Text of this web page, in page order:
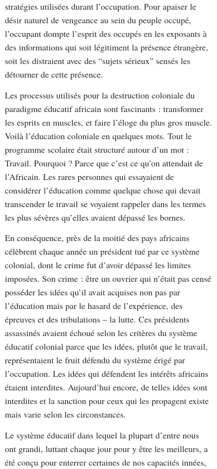
stratégies utilisées durant l’occupation. Pour apaiser le
désir naturel de vengeance au sein du peuple occupé,
l’occupant dompte l’esprit des occupés en les exposants à
des informations qui soit légitiment la présence étrangère,
soit les distraient avec des “sujets sérieux” sensés les
détourner de cette présence.
Les processus utilisés pour la destruction coloniale du
paradigme éducatif africain sont fascinants : transformer
les esprits en muscles, et faire l’éloge du plus gros muscle.
Voilà l’éducation coloniale en quelques mots. Tout le
programme scolaire était structuré autour d’un mot :
Travail. Pourquoi ? Parce que c’est ce qu’on attendait de
l’Africain. Les rares personnes qui essayaient de
considérer l’éducation comme quelque chose qui devait
transcender le travail se voyaient rappeler dans les termes
les plus sévères qu’elles avaient dépassé les bornes.
En conséquence, près de la moitié des pays africains
célèbrent chaque année un président tué par ce système
colonial, dont le crime fut d’avoir dépassé les limites
imposées. Son crime : être un ouvrier qui n’était pas censé
posséder les idées qu’il avait acquises non pas par
l’éducation mais par le hasard de l’expérience, des
épreuves et des tribulations – la lutte. Ces présidents
assassinés avaient échoué selon les critères du système
éducatif colonial parce que les idées, plutôt que le travail,
représentaient le fruit défendu du système érigé par
l’occupation. Les idées qui défendent les intérêts africains
étaient interdites. Aujourd’hui encore, de telles idées sont
interdites et la sanction pour ceux qui les propagent existe
mais varie selon les circonstances.
Le système éducatif dans lequel la plupart d’entre nous
ont grandi, luttant chaque jour pour y être les meilleurs, a
été conçu pour enterrer certaines de nos capacités innées,